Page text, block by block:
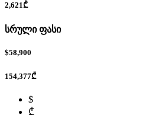
2,621₾
სრული ფასი
$58,900
154,377₾
$
₾